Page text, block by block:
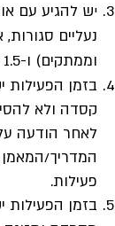
יש להגיע עם
נעליים
וממתקים) ו-1.5 ליטר מים ליום
בזמן
קסדה ולא
לאחר הודעה
המדריך/
פעילות.
בזמן הפעילות